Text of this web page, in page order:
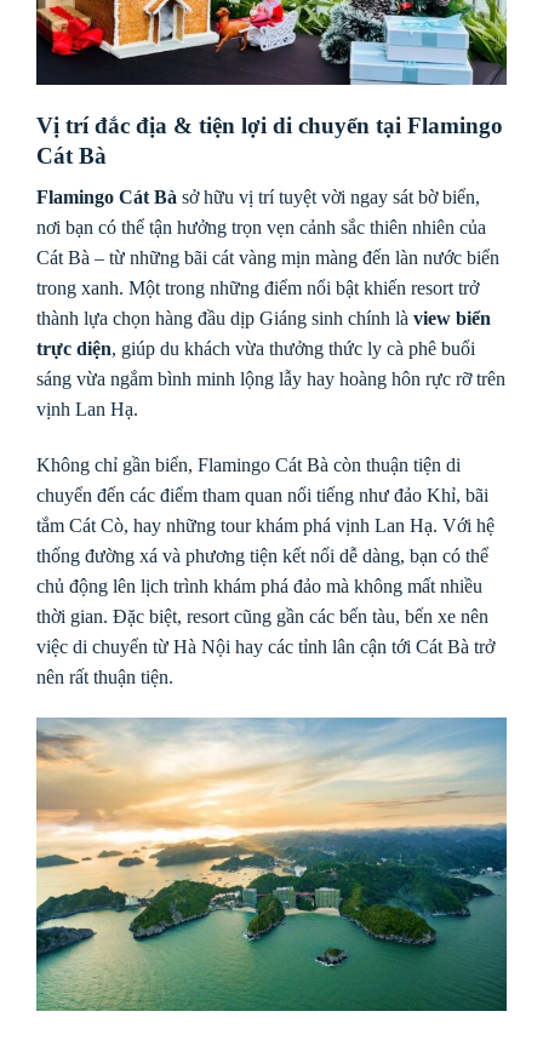
Vị trí đắc địa & tiện lợi di chuyển tại Flamingo
Cát Bà
Flamingo Cát Bà sở hữu vị trí tuyệt vời ngay sát bờ biển,
nơi bạn có thể tận hưởng trọn vẹn cảnh sắc thiên nhiên của
Cát Bà – từ những bãi cát vàng mịn màng đến làn nước biển
trong xanh. Một trong những điểm nổi bật khiến resort trở
thành lựa chọn hàng đầu dịp Giáng sinh chính là view biển
trực diện, giúp du khách vừa thưởng thức ly cà phê buổi
sáng vừa ngắm bình minh lộng lẫy hay hoàng hôn rực rỡ trên
vịnh Lan Hạ.
Không chỉ gần biển, Flamingo Cát Bà còn thuận tiện di
chuyển đến các điểm tham quan nổi tiếng như đảo Khỉ, bãi
tắm Cát Cò, hay những tour khám phá vịnh Lan Hạ. Với hệ
thống đường xá và phương tiện kết nối dễ dàng, bạn có thể
chủ động lên lịch trình khám phá đảo mà không mất nhiều
thời gian. Đặc biệt, resort cũng gần các bến tàu, bến xe nên
việc di chuyển từ Hà Nội hay các tỉnh lân cận tới Cát Bà trở
nên rất thuận tiện.